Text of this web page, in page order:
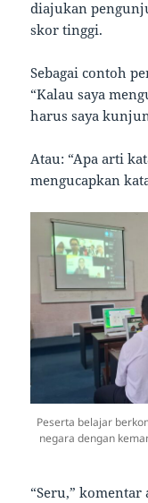
diajukan
skor tinggi.
Sebagai contoh
“Kalau saya
harus saya
Atau: “Apa arti
mengucapkan
Peserta belajar
negara dengan
“Seru,”